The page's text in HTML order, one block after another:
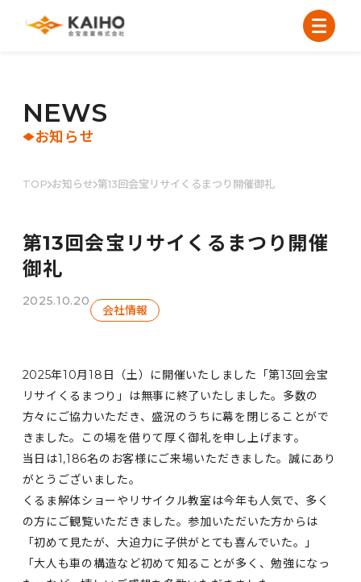
NEWS
お知らせ
TOP お知らせ 第13回会宝リサイくるまつり開催御礼
第13回会宝リサイくるまつり開催
御礼
2025.10.20
会社情報
2025年10月18日（土）に開催いたしました「第13回会宝
リサイくるまつり」は無事に終了いたしました。多数の
方々にご協力いただき、盛況のうちに幕を閉じることがで
きました。この場を借りて厚く御礼を申し上げます。
当日は1,186名のお客様にご来場いただきました。誠にあり
がとうございました。
くるま解体ショーやリサイクル教室は今年も人気で、多く
の方にご観覧いただきました。参加いただいた方からは
「初めて見たが、大迫力に子供がとても喜んでいた。」
「大人も車の構造など初めて知ることが多く、勉強になっ